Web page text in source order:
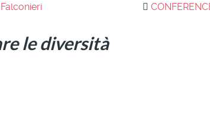
le diversità